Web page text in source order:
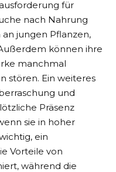
für
nach Nahrung
jungen Pflanzen,
können ihre
manchmal
stören. Ein weiteres
und
Präsenz
sie in hoher
ein
Vorteile von
während die